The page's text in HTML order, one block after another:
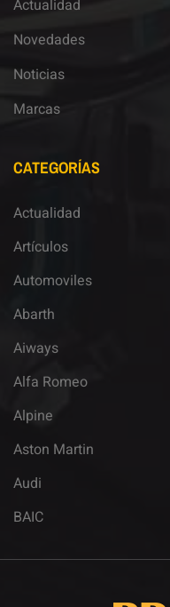
Actualidad
Novedades
Noticias
Marcas
CATEGORÍAS
Actualidad
Artículos
Automoviles
Abarth
Aiways
Alfa Romeo
Alpine
Aston Martin
Audi
BAIC